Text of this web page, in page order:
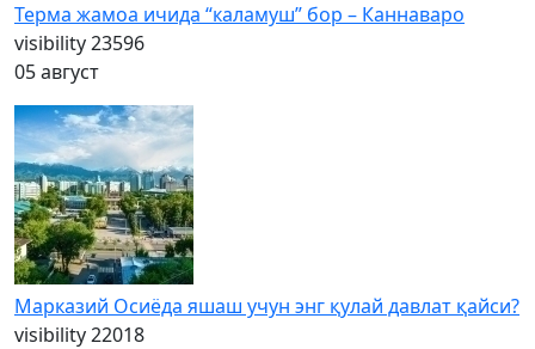
Терма жамоа ичида “каламуш” бор – Каннаваро
visibility23596
05 август
Марказий Осиёда яшаш учун энг қулай давлат қайси?
visibility22018